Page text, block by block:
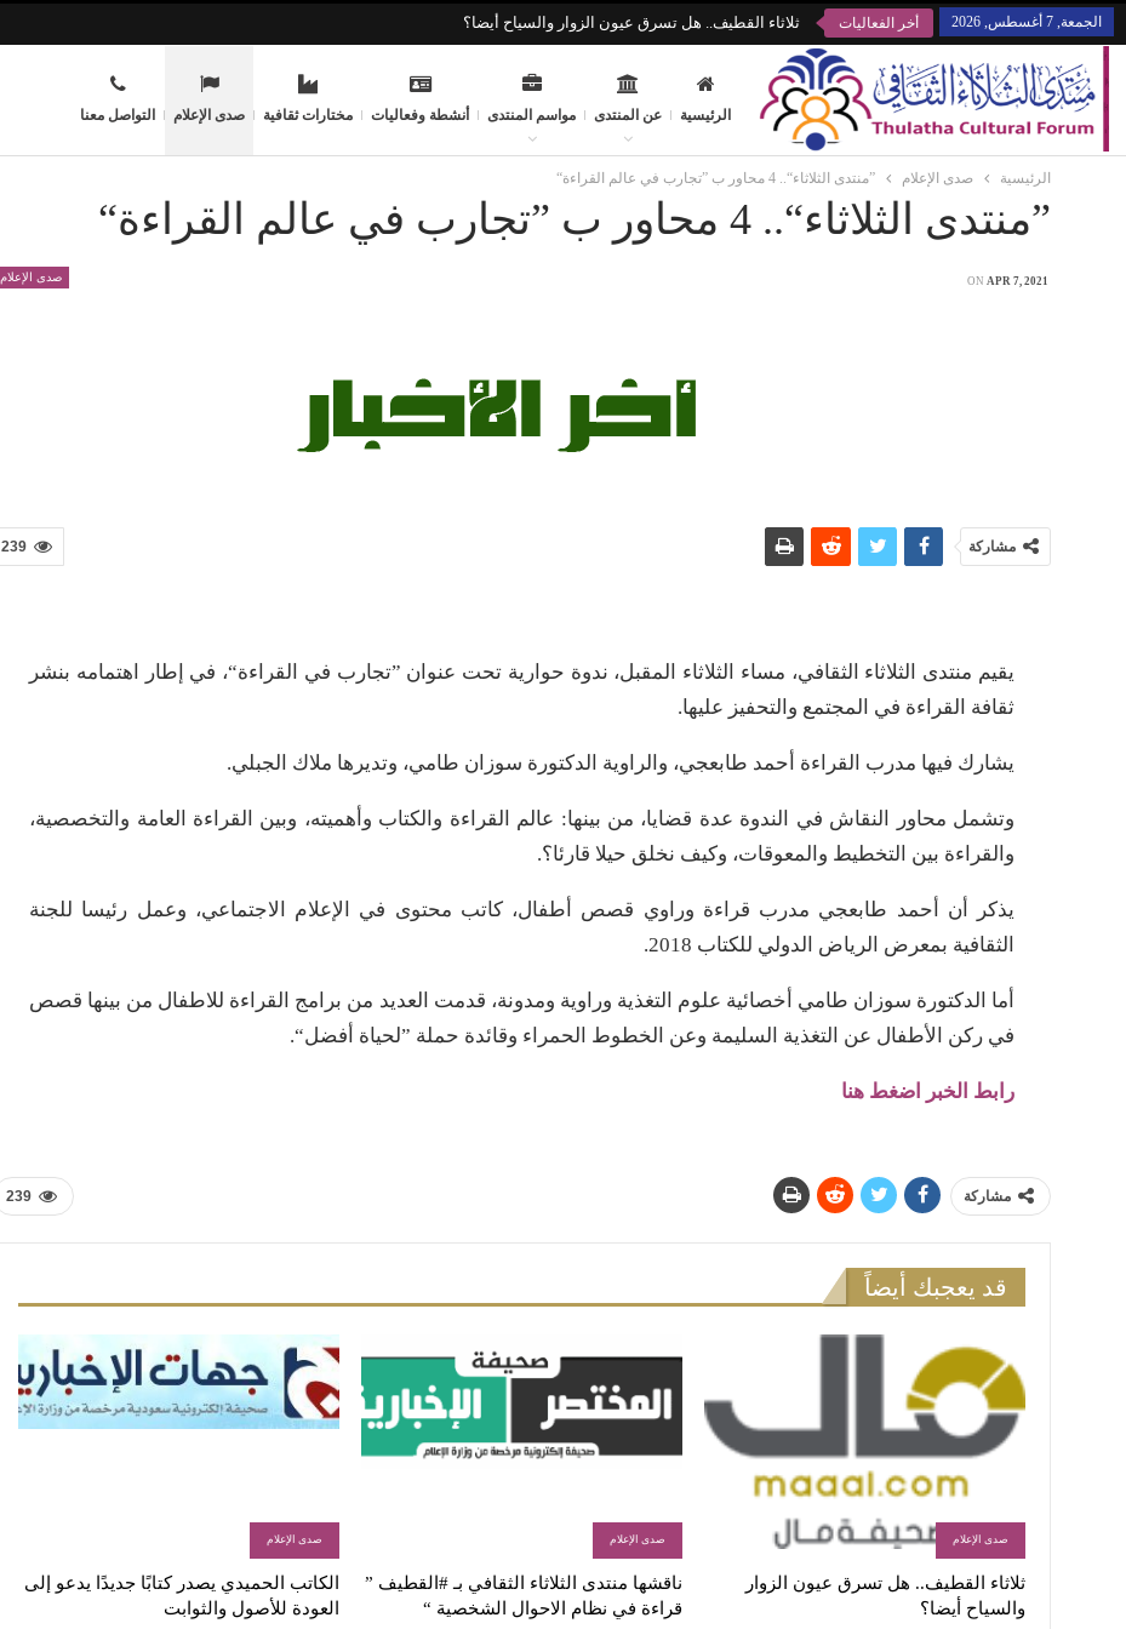
الجمعة, 7 أغسطس, 2026 أخر الفعاليات ثلاثاء القطيف.. هل تسرق عيون الزوار والسياح أيضا؟
الرئيسية عن المنتدى مواسم المنتدى أنشطة وفعاليات مختارات ثقافية صدى الإعلام التواصل معنا
الرئيسية صدى الإعلام ”منتدى الثلاثاء“.. 4 محاور ب ”تجارب في عالم القراءة“
”منتدى الثلاثاء“.. 4 محاور ب ”تجارب في عالم القراءة“
صدى الإعلام ON APR 7, 2021
239 مشاركة
يقيم منتدى الثلاثاء الثقافي، مساء الثلاثاء المقبل، ندوة حوارية تحت عنوان ”تجارب في القراءة“، في إطار اهتمامه بنشر
ثقافة القراءة في المجتمع والتحفيز عليها.
يشارك فيها مدرب القراءة أحمد طابعجي، والراوية الدكتورة سوزان طامي، وتديرها ملاك الجبلي.
وتشمل محاور النقاش في الندوة عدة قضايا، من بينها: عالم القراءة والكتاب وأهميته، وبين القراءة العامة والتخصصية،
والقراءة بين التخطيط والمعوقات، وكيف نخلق حيلا قارئا؟.
يذكر أن أحمد طابعجي مدرب قراءة وراوي قصص أطفال، كاتب محتوى في الإعلام الاجتماعي، وعمل رئيسا للجنة
الثقافية بمعرض الرياض الدولي للكتاب 2018.
أما الدكتورة سوزان طامي أخصائية علوم التغذية وراوية ومدونة، قدمت العديد من برامج القراءة للاطفال من بينها قصص
في ركن الأطفال عن التغذية السليمة وعن الخطوط الحمراء وقائدة حملة ”لحياة أفضل“.
رابط الخبر اضغط هنا
239 مشاركة
قد يعجبك أيضاً
صدى الإعلام
ثلاثاء القطيف.. هل تسرق عيون الزوار
والسياح أيضا؟
صدى الإعلام
ناقشها منتدى الثلاثاء الثقافي بـ #القطيف ”
قراءة في نظام الاحوال الشخصية “
صدى الإعلام
الكاتب الحميدي يصدر كتابًا جديدًا يدعو إلى
العودة للأصول والثوابت